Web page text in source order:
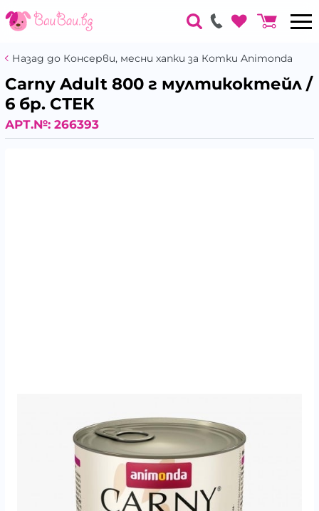
Назад до Консерви, месни хапки за Котки Animonda
Carny Adult 800 г мултикоктейл /
6 бр. СТЕК
АРТ.№: 266393